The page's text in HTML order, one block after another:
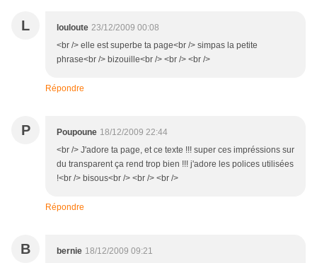
L louloute 23/12/2009 00:08
<br /> elle est superbe ta page<br /> simpas la petite
phrase<br /> bizouille<br /> <br /> <br />
Répondre
P Poupoune 18/12/2009 22:44
<br /> J'adore ta page, et ce texte !!! super ces impréssions sur
du transparent ça rend trop bien !!! j'adore les polices utilisées
!<br /> bisous<br /> <br /> <br />
Répondre
B bernie 18/12/2009 09:21